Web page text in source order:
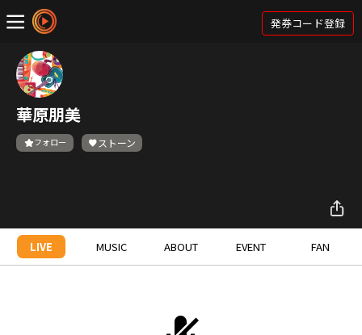
発券コード登録
華原朋美
フォロー ストーン
LIVE MUSIC ABOUT EVENT FAN